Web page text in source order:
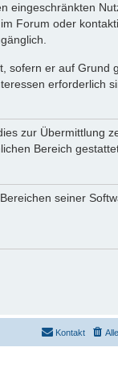
eingeschränkten
Forum oder
sofern er auf Grund
erforderlich
zur Übermittlung
Bereich
seiner
Kontakt